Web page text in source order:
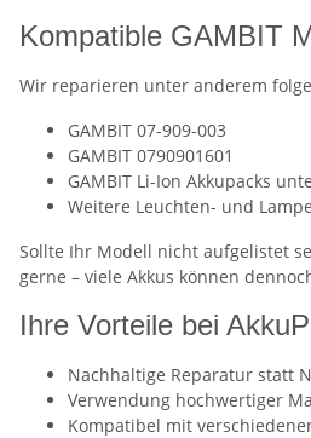
Kompatible GAMBIT
Wir reparieren unter anderem
GAMBIT 07-909-003
GAMBIT 0790901601
GAMBIT Li-Ion Akkupacks
Weitere Leuchten- und
Sollte Ihr Modell nicht aufgelistet
gerne – viele Akkus können
Ihre Vorteile bei
Nachhaltige Reparatur statt
Verwendung hochwertiger
Kompatibel mit